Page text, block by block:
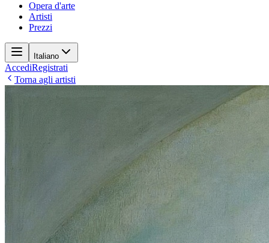
Opera d'arte
Artisti
Prezzi
Italiano
AccediRegistrati
Torna agli artisti